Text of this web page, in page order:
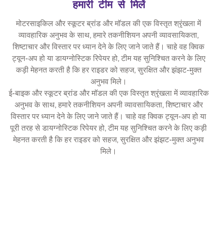
हमारी टीम से मिलें
मोटरसाइकिल और स्कूटर ब्रांड और मॉडल की एक विस्तृत श्रृंखला में
व्यावहारिक अनुभव के साथ, हमारे तकनीशियन अपनी व्यावसायिकता,
शिष्टाचार और विस्तार पर ध्यान देने के लिए जाने जाते हैं। चाहे वह क्विक
ट्यून-अप हो या डायग्नोस्टिक रिपेयर हो, टीम यह सुनिश्चित करने के लिए
कड़ी मेहनत करती है कि हर राइडर को सहज, सुरक्षित और झंझट-मुक्त
अनुभव मिले।
ई-बाइक और स्कूटर ब्रांड और मॉडल की एक विस्तृत श्रृंखला में व्यावहारिक
अनुभव के साथ, हमारे तकनीशियन अपनी व्यावसायिकता, शिष्टाचार और
विस्तार पर ध्यान देने के लिए जाने जाते हैं। चाहे वह क्विक ट्यून-अप हो या
पूरी तरह से डायग्नोस्टिक रिपेयर हो, टीम यह सुनिश्चित करने के लिए कड़ी
मेहनत करती है कि हर राइडर को सहज, सुरक्षित और झंझट-मुक्त अनुभव
मिले।